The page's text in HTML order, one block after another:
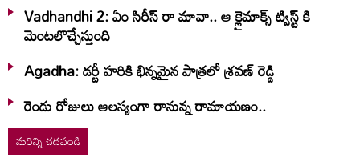
Vadhandhi 2: ఏం సిరీస్ రా మావా.. ఆ క్లైమాక్స్ ట్విస్ట్ కి
మెంటలొచ్చేస్తుంది
Agadha: డర్టీ హరికి భిన్నమైన పాత్రలో శ్రవణ్‌ రెడ్డి
రెండు రోజులు ఆలస్యంగా రానున్న రామాయణం..
మరిన్ని చదవండి